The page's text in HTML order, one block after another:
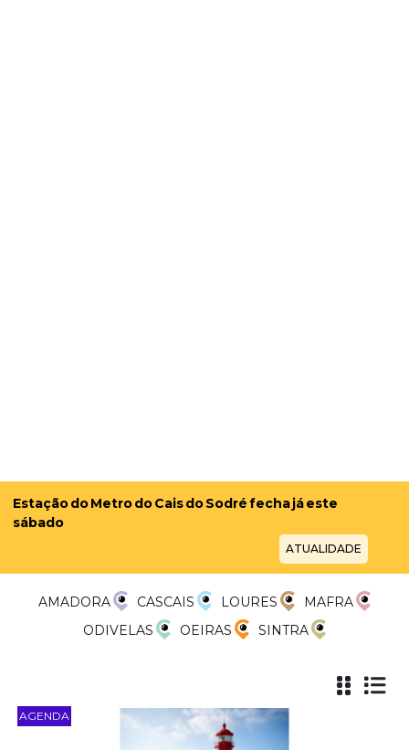
"Mercearia Solidária +" procura parceiros em Massamá
e Monte Abraão
ATUALIDADE
AMADORA CASCAIS LOURES
MAFRA
ODIVELAS
OEIRAS SINTRA
AGENDA